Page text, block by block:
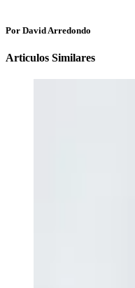
Por David Arredondo
Articulos Similares